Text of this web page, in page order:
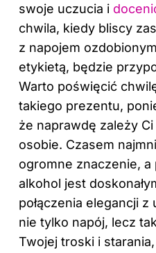
swoje uczucia i
chwila, kiedy bliscy
z napojem
etykietą, będzie
Warto poświęcić
takiego prezentu,
że naprawdę zależy
osobie. Czasem
ogromne znaczenie,
alkohol jest
połączenia elegancji
nie tylko napój, lecz
Twojej troski i